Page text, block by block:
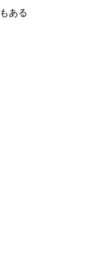
ある